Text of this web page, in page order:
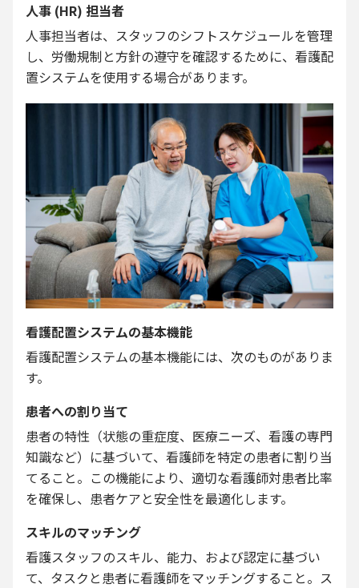
人事 (HR) 担当者
人事担当者は、スタッフのシフトスケジュールを管理
し、労働規制と方針の遵守を確認するために、看護配
置システムを使用する場合があります。
看護配置システムの基本機能
看護配置システムの基本機能には、次のものがありま
す。
患者への割り当て
患者の特性（状態の重症度、医療ニーズ、看護の専門
知識など）に基づいて、看護師を特定の患者に割り当
てること。この機能により、適切な看護師対患者比率
を確保し、患者ケアと安全性を最適化します。
スキルのマッチング
看護スタッフのスキル、能力、および認定に基づい
て、タスクと患者に看護師をマッチングすること。ス